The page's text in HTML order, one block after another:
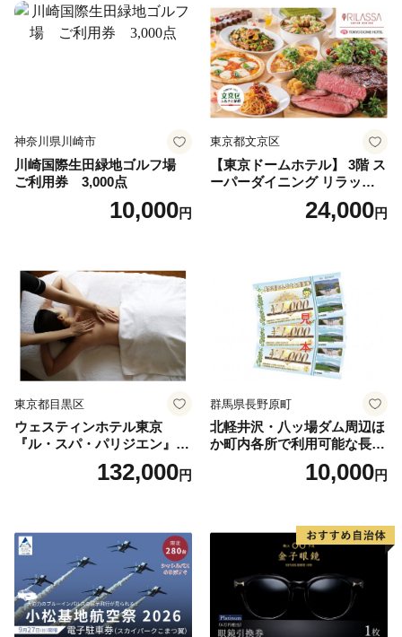
神奈川県川崎市
川崎国際生田緑地ゴルフ場
ご利用券 3,000点
10,000円
東京都文京区
【東京ドームホテル】 3階 ス
ーパーダイニング リラッサ
ランチブッフェ お食事券 大
人1名様分 関東 東京 ご利用
24,000円
東京都目黒区
ウェスティンホテル東京
『ル・スパ・パリジエン』選
べるボディセラピー90分/1名
132,000円
群馬県長野原町
北軽井沢・八ッ場ダム周辺ほ
か町内各所で利用可能な長野
原町ふるさと感謝券（3,000
円分）【トラベル 観光 旅行
10,000円